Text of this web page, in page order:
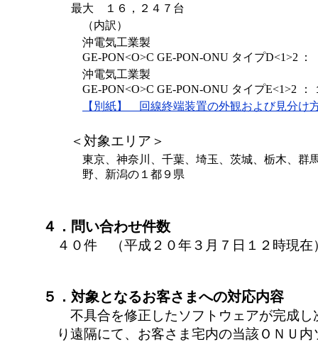
最大 １６，２４７台
（内訳）
沖電気工業製
GE-PON<O>C GE-PON-ONU タイプD<1>2
：
沖電気工業製
GE-PON<O>C GE-PON-ONU タイプE<1>2
：
【別紙】 回線終端装置の外観および見分け
＜対象エリア＞
東京、神奈川、千葉、埼玉、茨城、栃木、群
野、新潟の１都９県
４．問い合わせ件数
４０件 （平成２０年３月７日１２時現在
５．対象となるお客さまへの対応内容
不具合を修正したソフトウェアが完成し
り遠隔にて、お客さま宅内の当該ＯＮＵ内